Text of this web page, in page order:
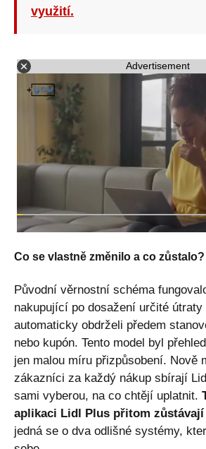
využití.
Advertisement
Co se vlastně změnilo a co zůstalo?
Původní věrnostní schéma
nakupující po dosažení určité
automaticky obdrželi předem
nebo kupón. Tento model byl
jen malou míru přizpůsobení. Nově
zákazníci za každý nákup sbírají
sami vyberou, na co chtějí uplatnit.
aplikaci Lidl Plus přitom zůstávají
jedná se o dva odlišné systémy,